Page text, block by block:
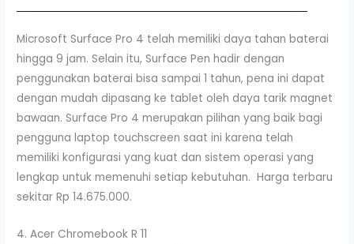
Microsoft Surface Pro 4 telah memiliki daya tahan baterai
hingga 9 jam. Selain itu, Surface Pen hadir dengan
penggunakan baterai bisa sampai 1 tahun, pena ini dapat
dengan mudah dipasang ke tablet oleh daya tarik magnet
bawaan. Surface Pro 4 merupakan pilihan yang baik bagi
pengguna laptop touchscreen saat ini karena telah
memiliki konfigurasi yang kuat dan sistem operasi yang
lengkap untuk memenuhi setiap kebutuhan. Harga terbaru
sekitar Rp 14.675.000.
4. Acer Chromebook R 11